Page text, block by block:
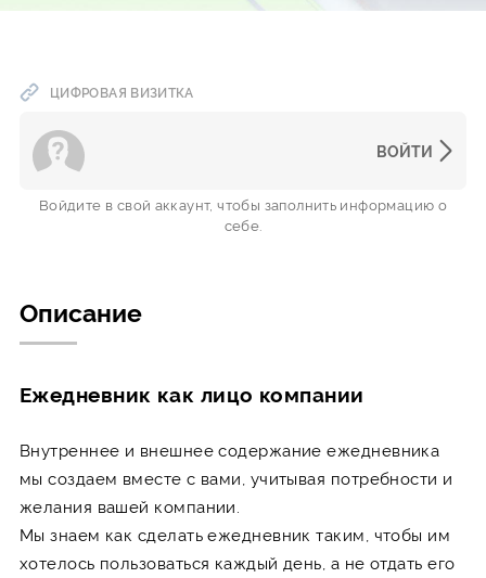
ЦИФРОВАЯ ВИЗИТКА
ВОЙТИ
Войдите в свой аккаунт, чтобы заполнить информацию о
себе.
Описание
Ежедневник как лицо компании
Внутреннее и внешнее содержание ежедневника
мы создаем вместе с вами, учитывая потребности и
желания вашей компании.
Мы знаем как сделать ежедневник таким, чтобы им
хотелось пользоваться каждый день, а не отдать его